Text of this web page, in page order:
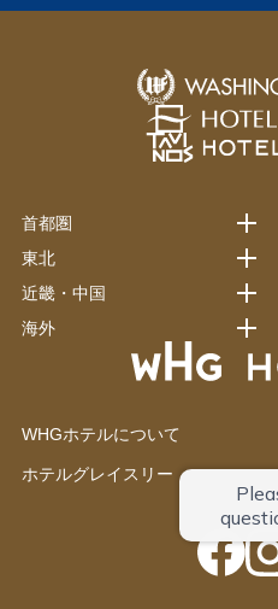
WHGホテルについて
ホテルグレイスリー
首都圏
東北
近畿・中国
海外